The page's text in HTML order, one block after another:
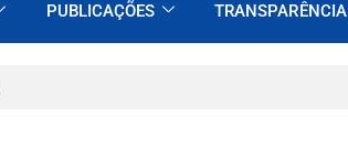
PUBLICAÇÕES TRANSPARÊNCIA